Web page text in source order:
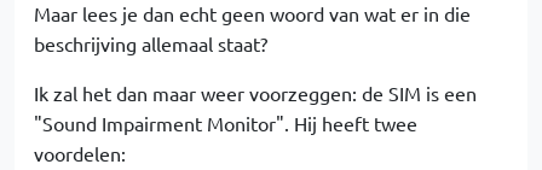
Maar lees je dan echt geen woord van wat er in die
beschrijving allemaal staat?
Ik zal het dan maar weer voorzeggen: de SIM is een
"Sound Impairment Monitor". Hij heeft twee
voordelen: